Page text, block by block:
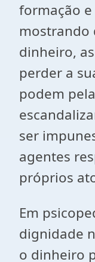
formação
mostrando
dinheiro,
perder a
podem
ser
agentes
próprios
Em
dignidade
o dinheiro